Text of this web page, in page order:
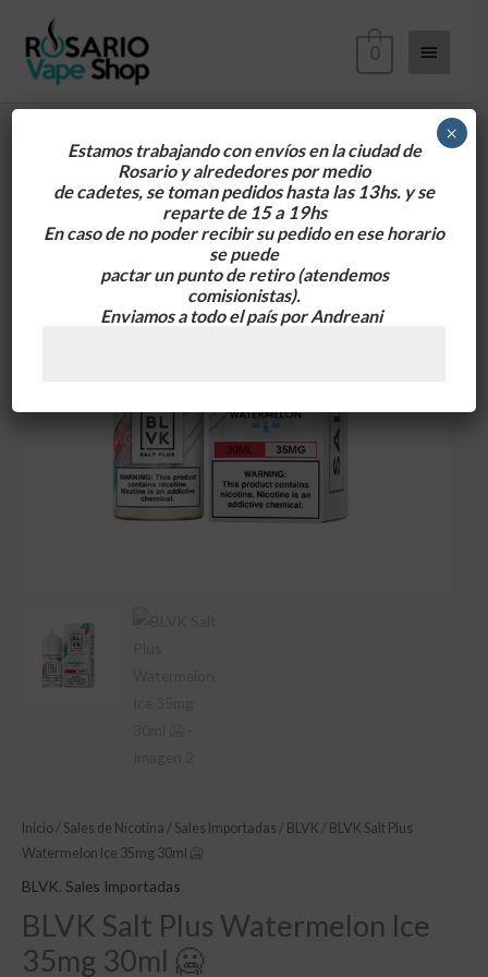
contenido
0
Inicio / Sales de Nicotina / Sales Importadas / BLVK / BLVK Salt Plus
Watermelon Ice 35mg 30ml 🥶
BLVK Sales Importadas
BLVK Salt Plus Watermelon Ice
35mg 30ml 🥶
Estamos trabajando con envíos en la ciudad de
Rosario y alrededorespor medio
de cadetes, se toman pedidos hasta las 13hs. y se
reparte de 15 a 19hs
En caso de no poder recibir su pedido en ese horario
se puede
pactar un punto de retiro(atendemos
comisionistas).
Enviamos a todo el país por Andreani
×